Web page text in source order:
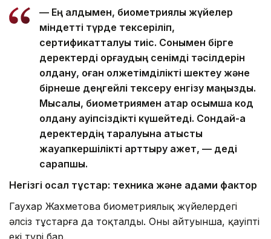
— Ең алдымен, биометриялық жүйелер
міндетті түрде тексеріліп,
сертификатталуы тиіс. Сонымен бірге
деректерді қорғаудың сенімді тәсілдерін
қолдану, оған қолжетімділікті шектеу және
бірнеше деңгейлі тексеру енгізу маңызды.
Мысалы, биометриямен қатар қосымша код
қолдану қауіпсіздікті күшейтеді. Сондай-ақ
деректердің таралуына қатысты
жауапкершілікті арттыру қажет, — деді
сарапшы.
Негізгі осал тұстар: техника және адами фактор
Гаухар Жахметова биометриялық жүйелердегі
әлсіз тұстарға да тоқталды. Оның айтуынша, қауіптің
екі түрі бар.